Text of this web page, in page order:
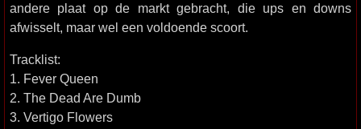
andere plaat op de markt gebracht, die ups en downs
afwisselt, maar wel een voldoende scoort.
Tracklist:
1. Fever Queen
2. The Dead Are Dumb
3. Vertigo Flowers